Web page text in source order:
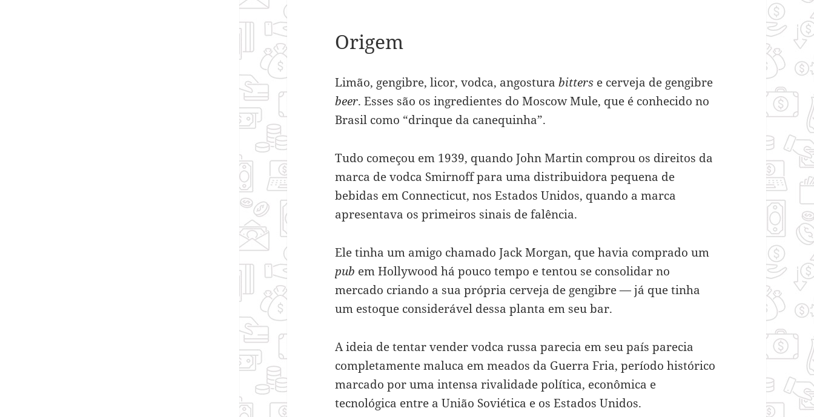
Origem
Limão, gengibre, licor, vodca, angosturabitters e cerveja de gengibre
beer. Esses são os ingredientes do Moscow Mule, que é conhecido no
Brasil como “drinque da canequinha”.
Tudo começou em 1939, quando John Martin comprou os direitos da
marca de vodca Smirnoff para uma distribuidora pequena de
bebidas em Connecticut, nos Estados Unidos, quando a marca
apresentava os primeiros sinais de falência.
Ele tinha um amigo chamado Jack Morgan, que havia comprado um
pub em Hollywood há pouco tempo e tentou se consolidar no
mercado criando a sua própria cerveja de gengibre — já que tinha
um estoque considerável dessa planta em seu bar.
A ideia de tentar vender vodca russa parecia em seu país parecia
completamente maluca em meados da Guerra Fria, período histórico
marcado por uma intensa rivalidade política, econômica e
tecnológica entre a União Soviética e os Estados Unidos.